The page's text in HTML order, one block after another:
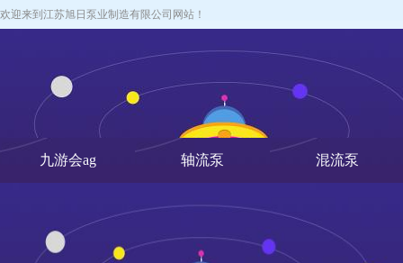
欢迎来到江苏旭日泵业制造有限公司网站！
九游会ag 轴流泵 混流泵